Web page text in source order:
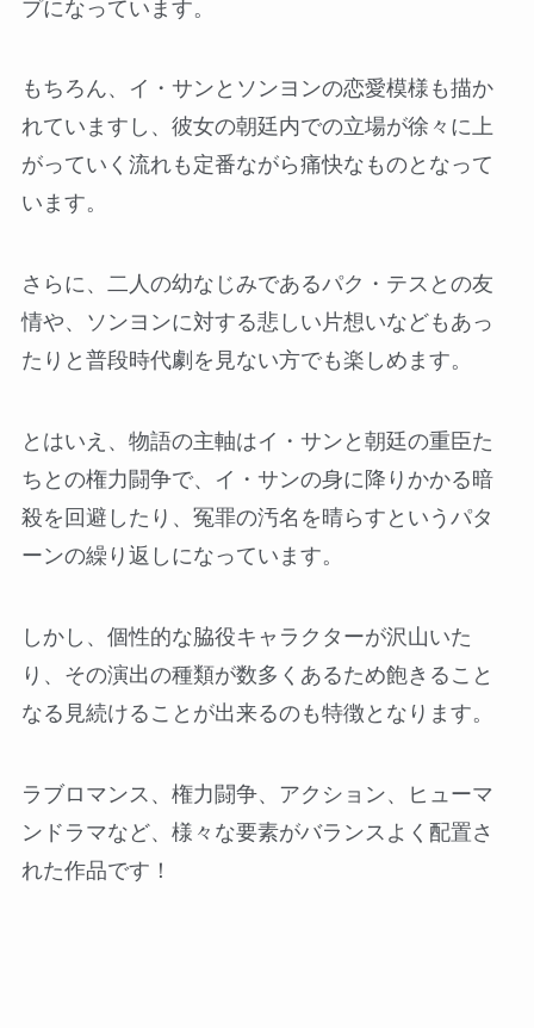
プになっています。
もちろん、イ・サンとソンヨンの恋愛模様も描か
れていますし、彼女の朝廷内での立場が徐々に上
がっていく流れも定番ながら痛快なものとなって
います。
さらに、二人の幼なじみであるパク・テスとの友
情や、ソンヨンに対する悲しい片想いなどもあっ
たりと普段時代劇を見ない方でも楽しめます。
とはいえ、物語の主軸はイ・サンと朝廷の重臣た
ちとの権力闘争で、イ・サンの身に降りかかる暗
殺を回避したり、冤罪の汚名を晴らすというパタ
ーンの繰り返しになっています。
しかし、個性的な脇役キャラクターが沢山いた
り、その演出の種類が数多くあるため飽きること
なる見続けることが出来るのも特徴となります。
ラブロマンス、権力闘争、アクション、ヒューマ
ンドラマなど、様々な要素がバランスよく配置さ
れた作品です！